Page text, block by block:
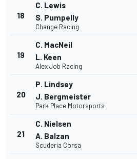
18
C. Lewis
S. Pumpelly
Change Racing
19
C. MacNeil
L. Keen
Alex Job Racing
20
P. Lindsey
J. Bergmeister
Park Place Motorsports
21
C. Nielsen
A. Balzan
Scuderia Corsa